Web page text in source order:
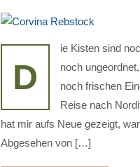
D
ie Kisten sind
noch
noch frischen
Reise nach
hat mir aufs Neue gezeigt,
Abgesehen von […]